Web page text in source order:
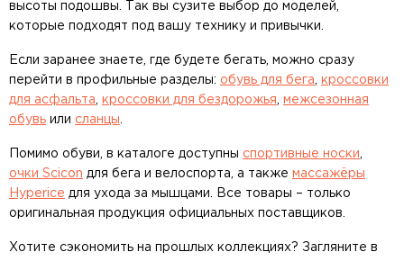
высоты подошвы. Так вы сузите выбор до моделей,
которые подходят под вашу технику и привычки.
Если заранее знаете, где будете бегать, можно сразу
перейти в профильные разделы: обувь для бега
кроссовки
для асфальта
кроссовки для бездорожья
межсезонная
обувь или сланцы
Помимо обуви, в каталоге доступны спортивные носки
очки Scicon для бега и велоспорта, а также массажёры
Hyperice для ухода за мышцами. Все товары – только
оригинальная продукция официальных поставщиков.
Хотите сэкономить на прошлых коллекциях? Загляните в